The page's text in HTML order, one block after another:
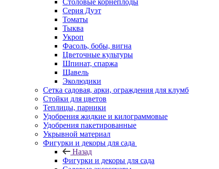
Столовые корнеплоды
Серия Дуэт
Томаты
Тыква
Укроп
Фасоль, бобы, вигна
Цветочные культуры
Шпинат, спаржа
Щавель
Эколюдики
Сетка садовая, арки, ограждения для клумб
Стойки для цветов
Теплицы, парники
Удобрения жидкие и килограммовые
Удобрения пакетированные
Укрывной материал
Фигурки и декоры для сада
Назад
Фигурки и декоры для сада